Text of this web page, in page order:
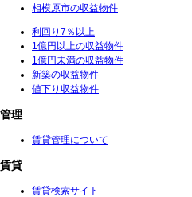
相模原市の収益物件
利回り7％以上
1億円以上の収益物件
1億円未満の収益物件
新築の収益物件
値下り収益物件
管理
賃貸管理について
賃貸
賃貸検索サイト